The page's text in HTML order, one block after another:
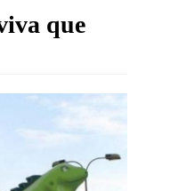
que